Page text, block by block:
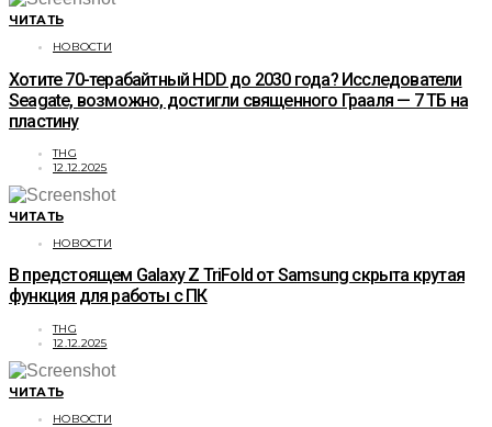
ЧИТАТЬ
НОВОСТИ
Хотите 70-терабайтный HDD до 2030 года? Исследователи
Seagate, возможно, достигли священного Грааля — 7 ТБ на
пластину
THG
12.12.2025
ЧИТАТЬ
НОВОСТИ
В предстоящем Galaxy Z TriFold от Samsung скрыта крутая
функция для работы с ПК
THG
12.12.2025
ЧИТАТЬ
НОВОСТИ